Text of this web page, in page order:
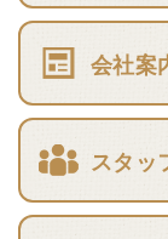
会社案
スタッ